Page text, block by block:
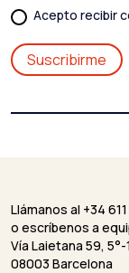
Acepto recibir
Llámanos al +34
o escríbenos a
Vía Laietana 59, 5°-
08003 Barcelona